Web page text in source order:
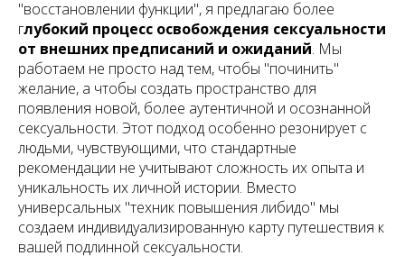
"восстановлении функции", я предлагаю более
глубокий процесс освобождения сексуальности
от внешних предписаний и ожиданий. Мы
работаем не просто над тем, чтобы "починить"
желание, а чтобы создать пространство для
появления новой, более аутентичной и осознанной
сексуальности. Этот подход особенно резонирует с
людьми, чувствующими, что стандартные
рекомендации не учитывают сложность их опыта и
уникальность их личной истории. Вместо
универсальных "техник повышения либидо" мы
создаем индивидуализированную карту путешествия к
вашей подлинной сексуальности.